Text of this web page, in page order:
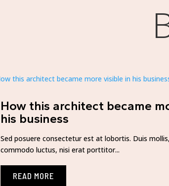
How this architect became
his business
Sed posuere consectetur est at lobortis. Duis
commodo luctus, nisi erat porttitor...
READ MORE